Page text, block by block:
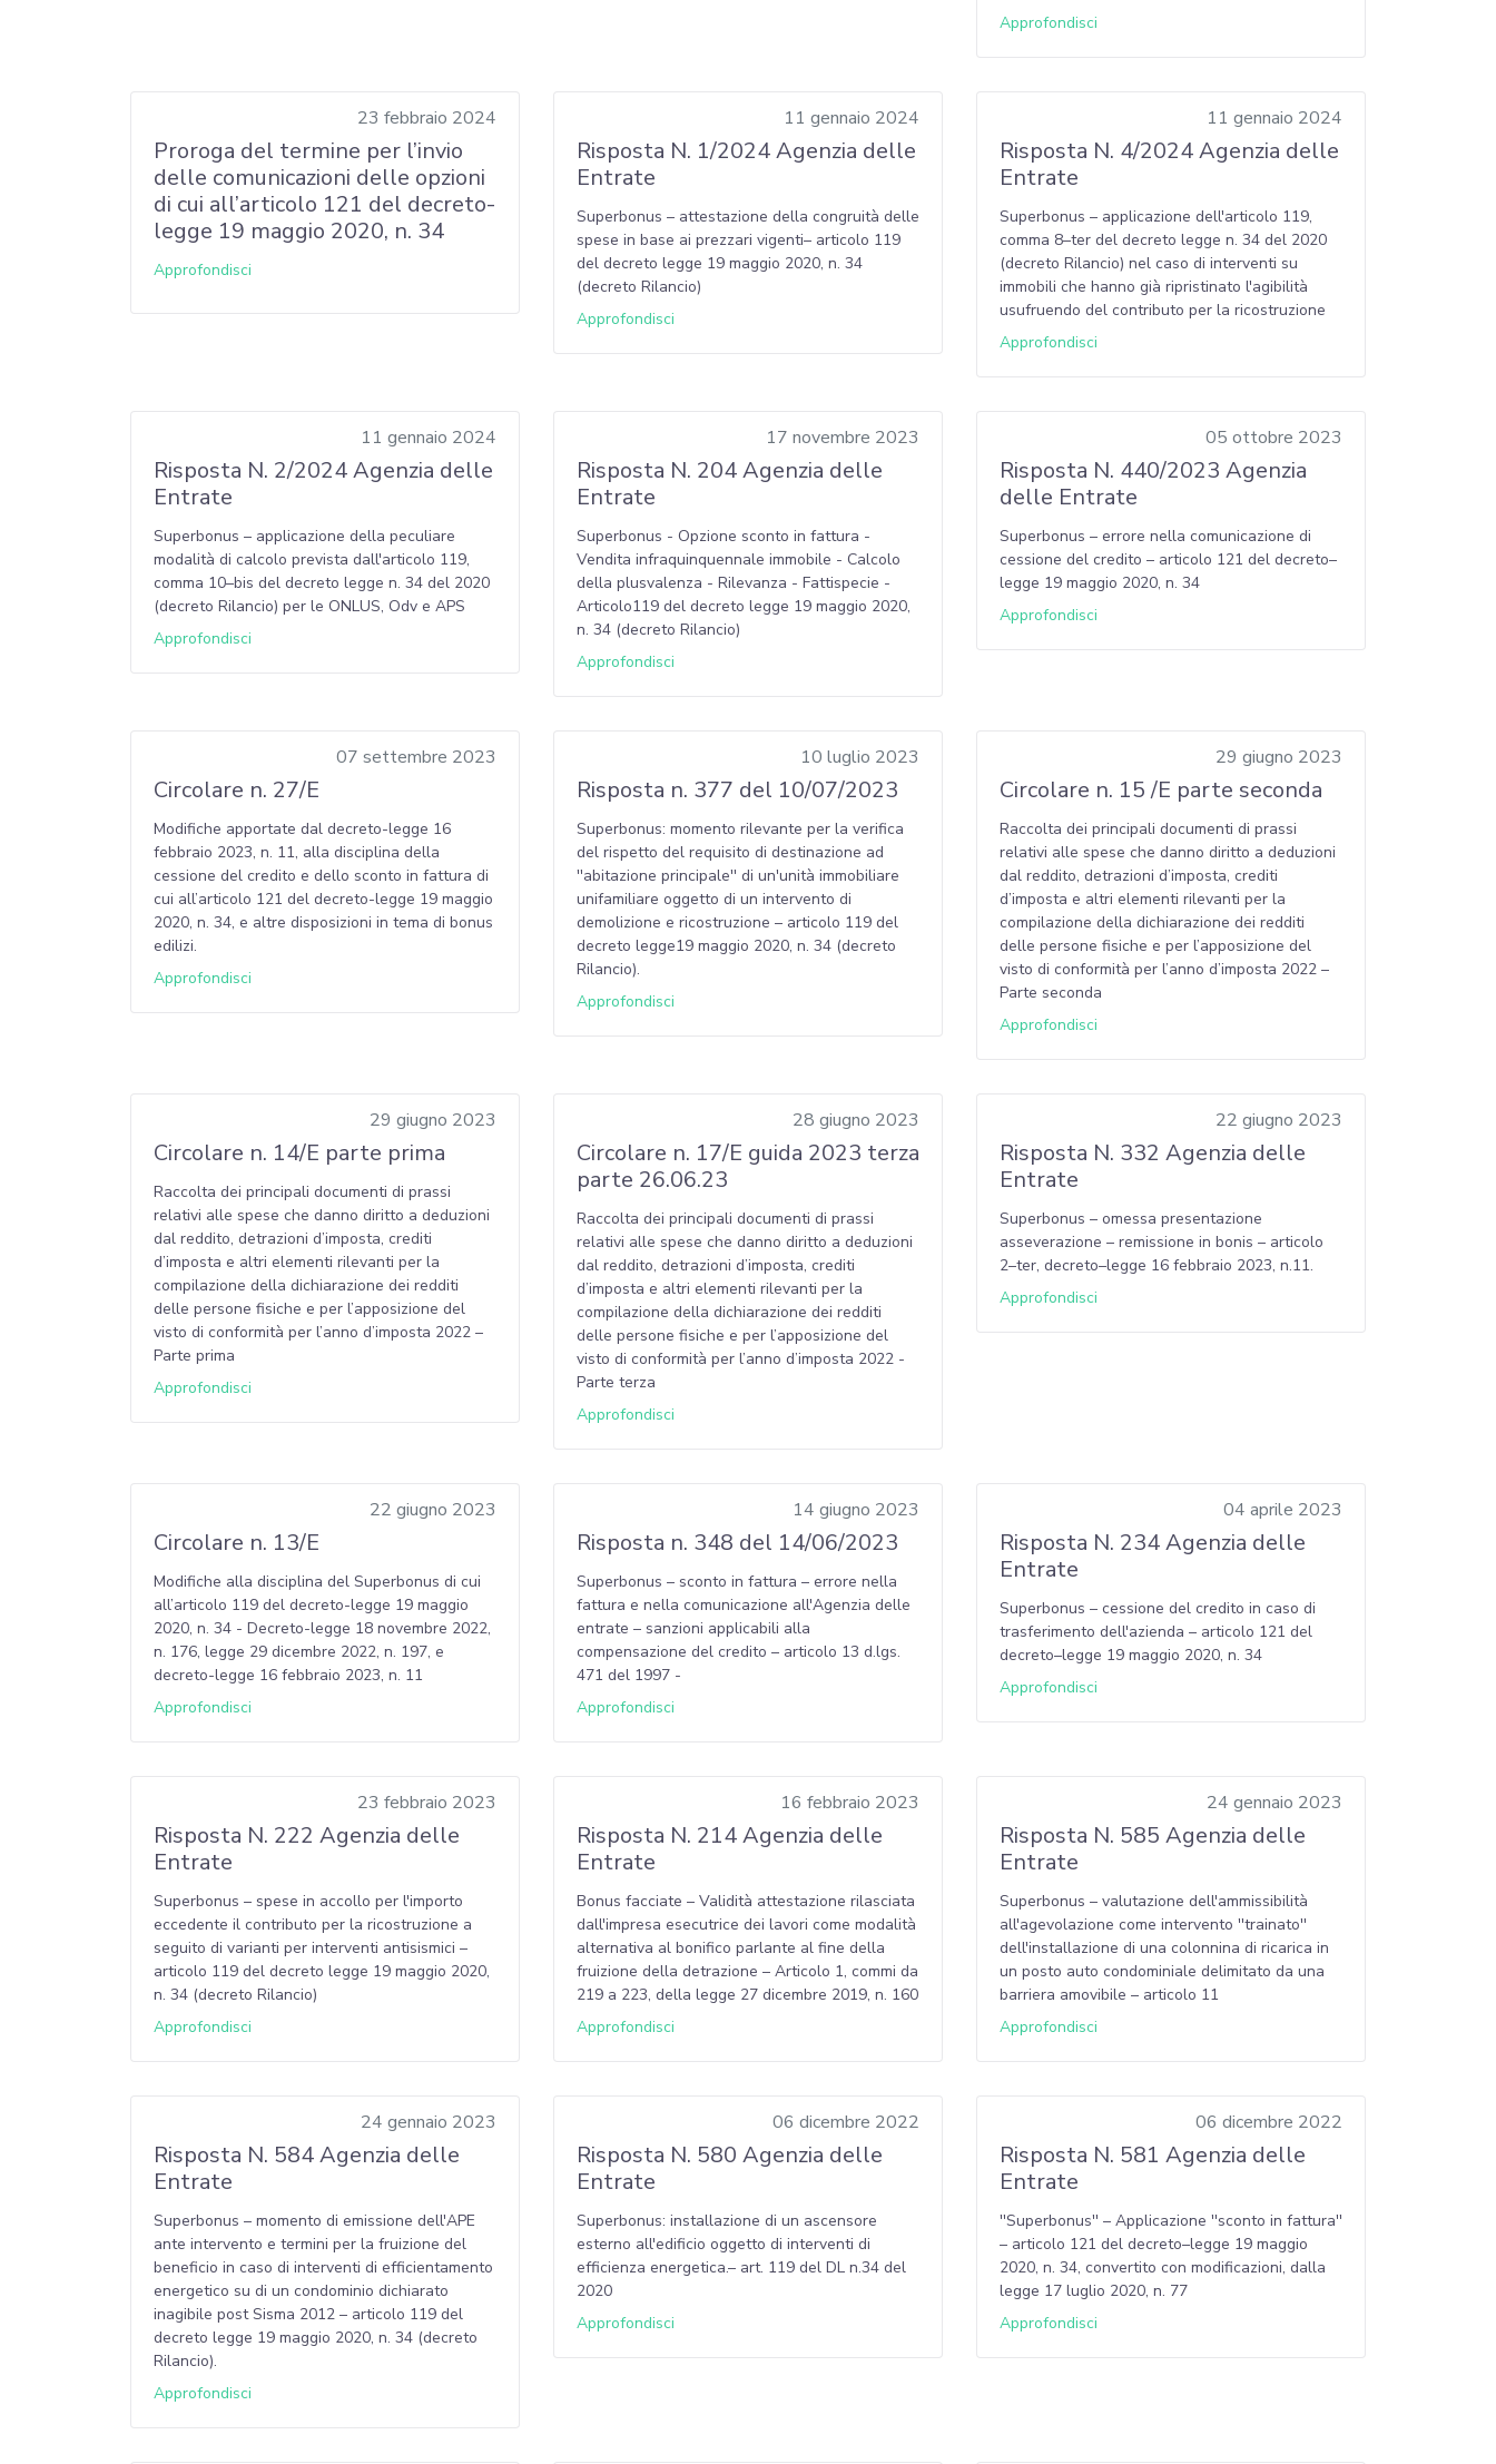
Approfondisci
23 febbraio 2024
Proroga del termine per l’invio
delle comunicazioni delle opzioni
di cui all’articolo 121 del decreto-
legge 19 maggio 2020, n. 34
Approfondisci
11 gennaio 2024
Risposta N. 1/2024 Agenzia delle
Entrate
Superbonus – attestazione della congruità delle
spese in base ai prezzari vigenti– articolo 119
del decreto legge 19 maggio 2020, n. 34
(decreto Rilancio)
Approfondisci
11 gennaio 2024
Risposta N. 4/2024 Agenzia delle
Entrate
Superbonus – applicazione dell'articolo 119,
comma 8–ter del decreto legge n. 34 del 2020
(decreto Rilancio) nel caso di interventi su
immobili che hanno già ripristinato l'agibilità
usufruendo del contributo per la ricostruzione
Approfondisci
11 gennaio 2024
Risposta N. 2/2024 Agenzia delle
Entrate
Superbonus – applicazione della peculiare
modalità di calcolo prevista dall'articolo 119,
comma 10–bis del decreto legge n. 34 del 2020
(decreto Rilancio) per le ONLUS, Odv e APS
Approfondisci
17 novembre 2023
Risposta N. 204 Agenzia delle
Entrate
Superbonus - Opzione sconto in fattura -
Vendita infraquinquennale immobile - Calcolo
della plusvalenza - Rilevanza - Fattispecie -
Articolo119 del decreto legge 19 maggio 2020,
n. 34 (decreto Rilancio)
Approfondisci
05 ottobre 2023
Risposta N. 440/2023 Agenzia
delle Entrate
Superbonus – errore nella comunicazione di
cessione del credito – articolo 121 del decreto–
legge 19 maggio 2020, n. 34
Approfondisci
07 settembre 2023
Circolare n. 27/E
Modifiche apportate dal decreto-legge 16
febbraio 2023, n. 11, alla disciplina della
cessione del credito e dello sconto in fattura di
cui all’articolo 121 del decreto-legge 19 maggio
2020, n. 34, e altre disposizioni in tema di bonus
edilizi.
Approfondisci
10 luglio 2023
Risposta n. 377 del 10/07/2023
Superbonus: momento rilevante per la verifica
del rispetto del requisito di destinazione ad
''abitazione principale'' di un'unità immobiliare
unifamiliare oggetto di un intervento di
demolizione e ricostruzione – articolo 119 del
decreto legge19 maggio 2020, n. 34 (decreto
Rilancio).
Approfondisci
29 giugno 2023
Circolare n. 15 /E parte seconda
Raccolta dei principali documenti di prassi
relativi alle spese che danno diritto a deduzioni
dal reddito, detrazioni d’imposta, crediti
d’imposta e altri elementi rilevanti per la
compilazione della dichiarazione dei redditi
delle persone fisiche e per l’apposizione del
visto di conformità per l’anno d’imposta 2022 –
Parte seconda
Approfondisci
29 giugno 2023
Circolare n. 14/E parte prima
Raccolta dei principali documenti di prassi
relativi alle spese che danno diritto a deduzioni
dal reddito, detrazioni d’imposta, crediti
d’imposta e altri elementi rilevanti per la
compilazione della dichiarazione dei redditi
delle persone fisiche e per l’apposizione del
visto di conformità per l’anno d’imposta 2022 –
Parte prima
Approfondisci
28 giugno 2023
Circolare n. 17/E guida 2023 terza
parte 26.06.23
Raccolta dei principali documenti di prassi
relativi alle spese che danno diritto a deduzioni
dal reddito, detrazioni d’imposta, crediti
d’imposta e altri elementi rilevanti per la
compilazione della dichiarazione dei redditi
delle persone fisiche e per l’apposizione del
visto di conformità per l’anno d’imposta 2022 -
Parte terza
Approfondisci
22 giugno 2023
Risposta N. 332 Agenzia delle
Entrate
Superbonus – omessa presentazione
asseverazione – remissione in bonis – articolo
2–ter, decreto–legge 16 febbraio 2023, n.11.
Approfondisci
22 giugno 2023
Circolare n. 13/E
Modifiche alla disciplina del Superbonus di cui
all’articolo 119 del decreto-legge 19 maggio
2020, n. 34 - Decreto-legge 18 novembre 2022,
n. 176, legge 29 dicembre 2022, n. 197, e
decreto-legge 16 febbraio 2023, n. 11
Approfondisci
14 giugno 2023
Risposta n. 348 del 14/06/2023
Superbonus – sconto in fattura – errore nella
fattura e nella comunicazione all'Agenzia delle
entrate – sanzioni applicabili alla
compensazione del credito – articolo 13 d.lgs.
471 del 1997 -
Approfondisci
04 aprile 2023
Risposta N. 234 Agenzia delle
Entrate
Superbonus – cessione del credito in caso di
trasferimento dell'azienda – articolo 121 del
decreto–legge 19 maggio 2020, n. 34
Approfondisci
23 febbraio 2023
Risposta N. 222 Agenzia delle
Entrate
Superbonus – spese in accollo per l'importo
eccedente il contributo per la ricostruzione a
seguito di varianti per interventi antisismici –
articolo 119 del decreto legge 19 maggio 2020,
n. 34 (decreto Rilancio)
Approfondisci
16 febbraio 2023
Risposta N. 214 Agenzia delle
Entrate
Bonus facciate – Validità attestazione rilasciata
dall'impresa esecutrice dei lavori come modalità
alternativa al bonifico parlante al fine della
fruizione della detrazione – Articolo 1, commi da
219 a 223, della legge 27 dicembre 2019, n. 160
Approfondisci
24 gennaio 2023
Risposta N. 585 Agenzia delle
Entrate
Superbonus – valutazione dell'ammissibilità
all'agevolazione come intervento ''trainato''
dell'installazione di una colonnina di ricarica in
un posto auto condominiale delimitato da una
barriera amovibile – articolo 11
Approfondisci
24 gennaio 2023
Risposta N. 584 Agenzia delle
Entrate
Superbonus – momento di emissione dell'APE
ante intervento e termini per la fruizione del
beneficio in caso di interventi di efficientamento
energetico su di un condominio dichiarato
inagibile post Sisma 2012 – articolo 119 del
decreto legge 19 maggio 2020, n. 34 (decreto
Rilancio).
Approfondisci
06 dicembre 2022
Risposta N. 580 Agenzia delle
Entrate
Superbonus: installazione di un ascensore
esterno all'edificio oggetto di interventi di
efficienza energetica.– art. 119 del DL n.34 del
2020
Approfondisci
06 dicembre 2022
Risposta N. 581 Agenzia delle
Entrate
''Superbonus'' – Applicazione ''sconto in fattura''
– articolo 121 del decreto–legge 19 maggio
2020, n. 34, convertito con modificazioni, dalla
legge 17 luglio 2020, n. 77
Approfondisci